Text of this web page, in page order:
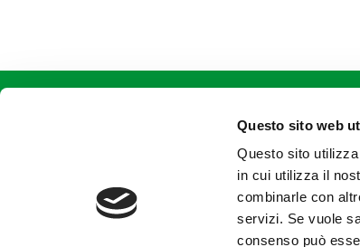
Questo sito web
Questo sito
in cui utilizza il
combinarle con
servizi. Se vuole
consenso può
tel +39.0521.9281
fax +39.0521.928202